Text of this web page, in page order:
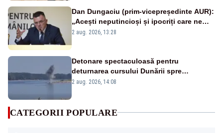
Dan Dungaciu (prim-vicepreședinte AUR):
„Acești neputincioși și ipocriți care ne
conduc”
2 aug. 2026, 13:28
Detonare spectaculoasă pentru
deturnarea cursului Dunării spre
Cernavodă. Imagini MApN – VIDEO
2 aug. 2026, 14:08
CATEGORII POPULARE